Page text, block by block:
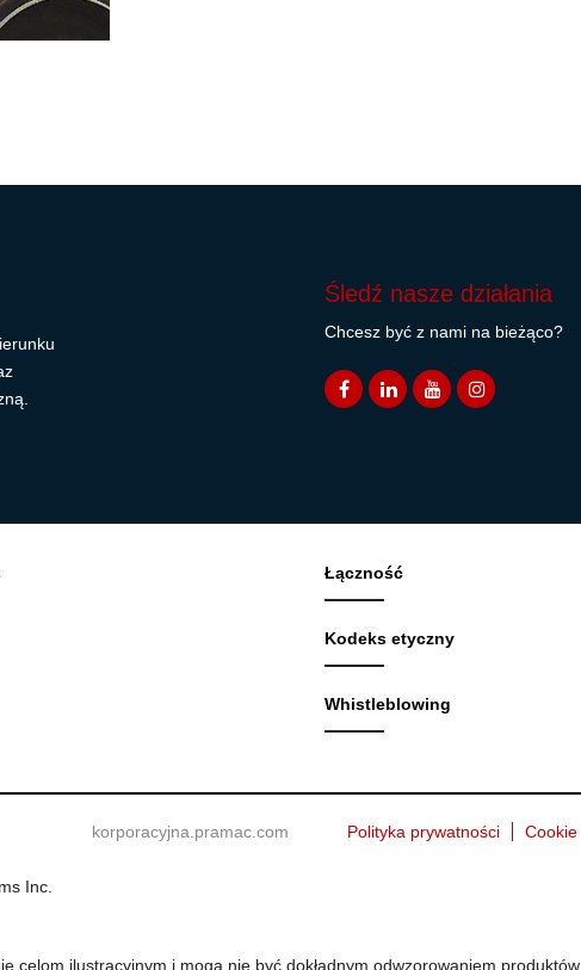
Śledź nasze działania
Chcesz być z nami na bieżąco?
Łączność
Kodeks etyczny
Whistleblowing
Inc.
korporacyjna.pramac.com Polityka prywatności Cookie
celom ilustracyjnym i mogą nie być dokładnym odwzorowaniem produktów.